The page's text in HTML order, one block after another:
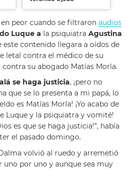
en peor cuando se filtraron audios
Luque a la psiquiatra Agustina
este contenido llegara a oídos de
letal contra el médico de su
su abogado Matías Morla.
se haga justicia, ¡pero no
que se lo presenta a mi papá, lo
es Matías Morla! ¡Yo acabo de
Luque y la psiquiatra y vomité!
es que se haga justicia!”, había
el pasado domingo.
volvió al ruedo y arremetió
uno por uno y aunque sea muy